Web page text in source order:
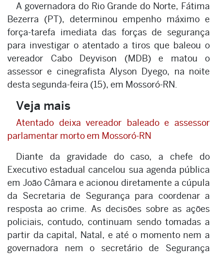
A governadora do Rio Grande do Norte, Fátima
Bezerra (PT), determinou empenho máximo e
força-tarefa imediata das forças de segurança
para investigar o atentado a tiros que baleou o
vereador Cabo Deyvison (MDB) e matou o
assessor e cinegrafista Alyson Dyego, na noite
desta segunda-feira (15), em Mossoró-RN.
Veja mais
Atentado deixa vereador baleado e assessor
parlamentar morto em Mossoró-RN
Diante da gravidade do caso, a chefe do
Executivo estadual cancelou sua agenda pública
em João Câmara e acionou diretamente a cúpula
da Secretaria de Segurança para coordenar a
resposta ao crime. As decisões sobre as ações
policiais, contudo, continuam sendo tomadas a
partir da capital, Natal, e até o momento nem a
governadora nem o secretário de Segurança